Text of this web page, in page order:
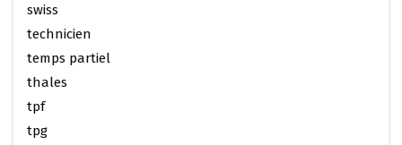
swiss
technicien
temps partiel
thales
tpf
tpg